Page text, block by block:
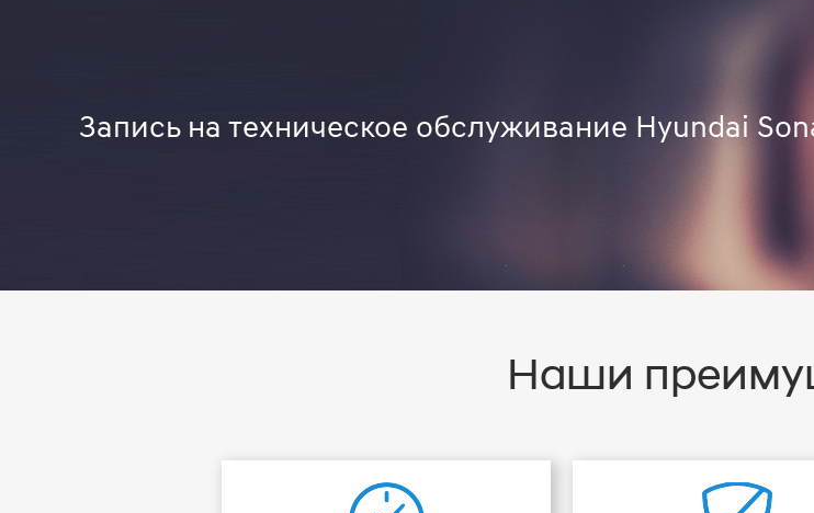
Запись на техническое обслуживание Hyundai
Наши